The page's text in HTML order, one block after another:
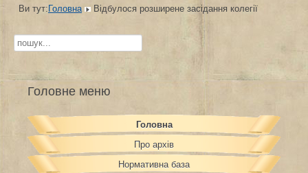
Ви тут:Головна Відбулося розширене засідання колегії
Пошук...
Головне меню
Головна
Про архів
Нормативна база